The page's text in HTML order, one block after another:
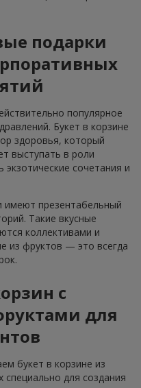
подарки
популярное
Букет в корзине
здоровья, который
выступать в роли
сочетания и
имеют презентабельный
Такие вкусные
коллективами и
из фруктов — это всегда
с
для
букет в корзине из
для создания